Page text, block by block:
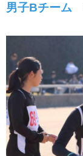
男子Bチーム